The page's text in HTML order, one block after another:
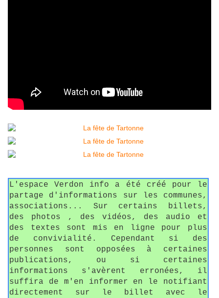
L'espace Verdon info a été créé pour le
partage d'informations sur les communes,
associations... Sur certains billets,
des photos , des vidéos, des audio et
des textes sont mis en ligne pour plus
de convivialité. Cependant si des
personnes sont opposées à certaines
publications, ou si certaines
informations s'avèrent erronées, il
suffira de m'en informer en le notifiant
directement sur le billet avec le